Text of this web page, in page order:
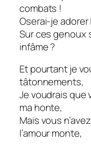
combats !
Oserai-je adorer
Sur ces genoux
infâme ?
Et pourtant je
tâtonnements,
Je voudrais que
ma honte,
Mais vous
l’amour monte,